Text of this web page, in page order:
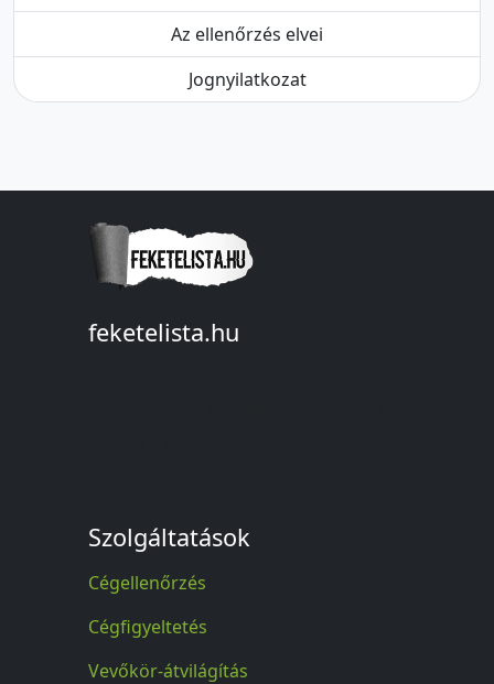
Az ellenőrzés elvei
Jognyilatkozat
feketelista.hu
Szolgáltatások
Cégellenőrzés
Cégfigyeltetés
Vevőkör-átvilágítás